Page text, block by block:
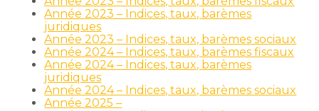
Année 2023 – Indices, taux, barèmes
juridiques
Année 2023 – Indices, taux, barèmes sociaux
Année 2024 – Indices, taux, barèmes fiscaux
Année 2024 – Indices, taux, barèmes
juridiques
Année 2024 – Indices, taux, barèmes sociaux
Année 2025 –